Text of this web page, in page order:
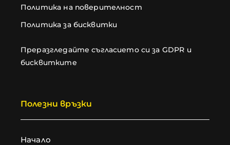
Политика на поверителност
Политика за бисквитки
Преразгледайте съгласието си за GDPR и
бисквитките
Полезни връзки
Начало